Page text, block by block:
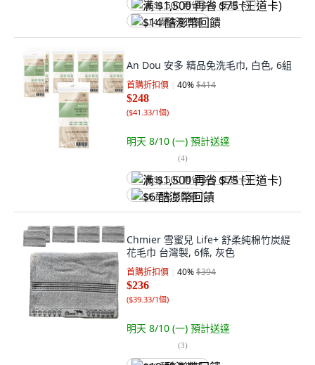
满 $1,500 再省 $75 (王道卡)
$14 酷澎幣回饋
An Dou 安多 精品免洗毛巾, 白色, 6組
首購折扣價 40%$414
$248
($41.33/1個)
明天 8/10 (一) 預計送達
(4)
满 $1,500 再省 $75 (王道卡)
$6 酷澎幣回饋
Chmier 雪蜜兒 Life+ 舒柔純棉竹炭緹
花毛巾 台灣製, 6條, 灰色
首購折扣價 40%$394
$236
($39.33/1個)
明天 8/10 (一) 預計送達
(3)